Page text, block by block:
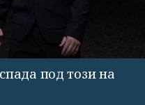
под този на